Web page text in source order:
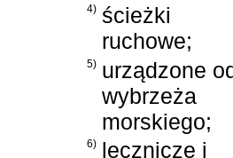
4) ścieżki
ruchowe;
5) urządzone
wybrzeża
morskiego;
6) lecznicze i